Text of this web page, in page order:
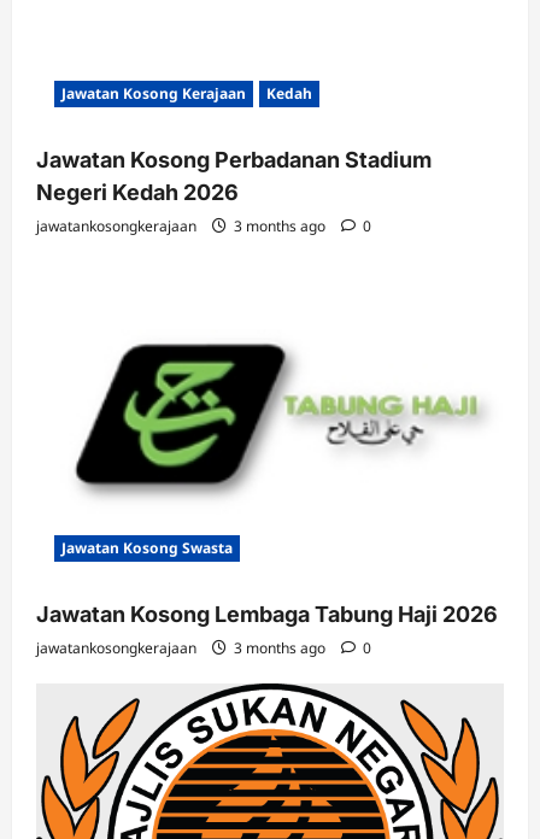
Jawatan Kosong Kerajaan Kedah
Jawatan Kosong Perbadanan Stadium
Negeri Kedah 2026
jawatankosongkerajaan 3 months ago 0
Jawatan Kosong Swasta
Jawatan Kosong Lembaga Tabung Haji 2026
jawatankosongkerajaan 3 months ago 0